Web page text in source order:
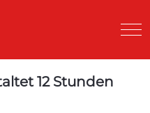
12 Stunden